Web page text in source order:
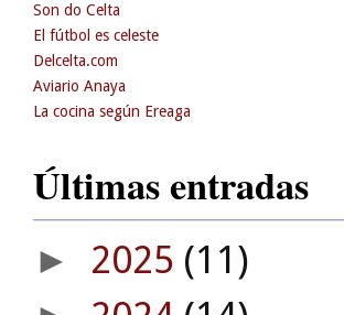
Son do Celta
El fútbol es celeste
Delcelta.com
Aviario Anaya
La cocina según Ereaga
Últimas entradas
► 2025 (11)